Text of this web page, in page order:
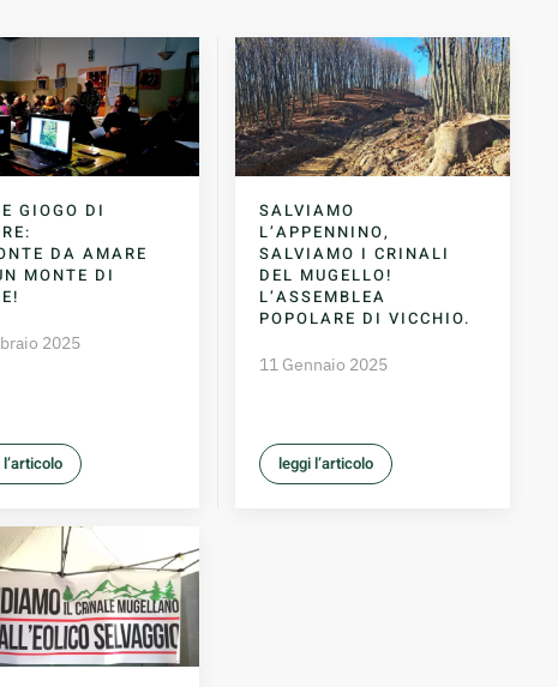
GIOGO DI
DA AMARE
MONTE DI
2025
SALVIAMO
L’APPENNINO,
SALVIAMO I CRINALI
DEL MUGELLO!
L’ASSEMBLEA
POPOLARE DI VICCHIO.
11 Gennaio 2025
leggi l’articolo